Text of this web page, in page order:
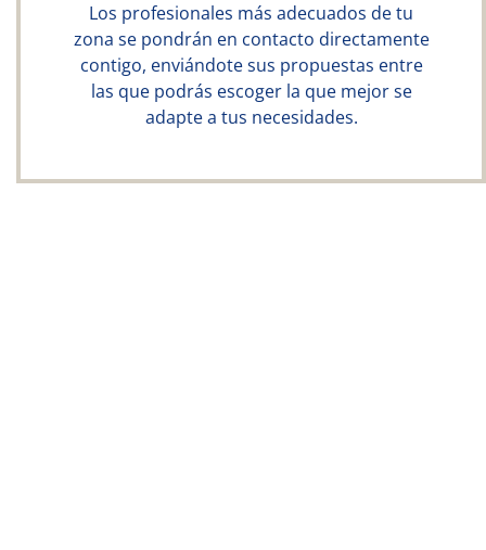
Los profesionales más adecuados de tu
zona se pondrán en contacto directamente
contigo, enviándote sus propuestas entre
las que podrás escoger la que mejor se
adapte a tus necesidades.